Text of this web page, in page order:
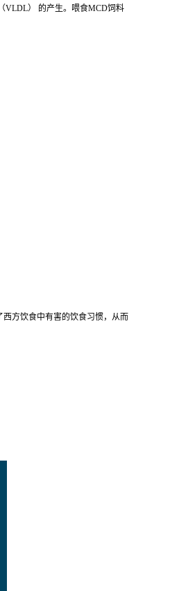
VLDL） 的产生。喂食MCD饲料
方饮食中有害的饮食习惯，从而